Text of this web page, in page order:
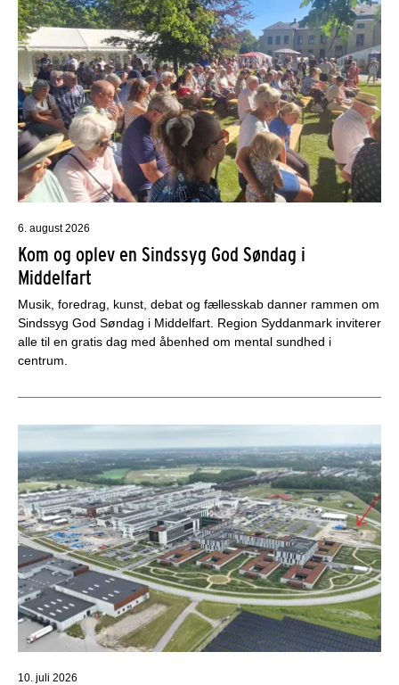
6. august 2026
Kom og oplev en Sindssyg God Søndag i
Middelfart
Musik, foredrag, kunst, debat og fællesskab danner rammen om
Sindssyg God Søndag i Middelfart. Region Syddanmark inviterer
alle til en gratis dag med åbenhed om mental sundhed i
centrum.
10. juli 2026